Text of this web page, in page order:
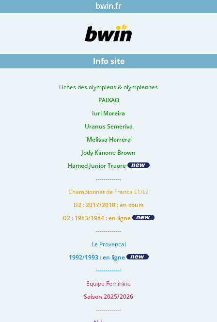
bwin.fr
Info site
Fiches des olympiens & olympiennes
PAIXAO
Iuri Moreira
Uranus Semeriva
Melissa Herrera
Jody Kimone Brown
Hamed Junior Traore
-------------
Championnat de France L1/L2
D2 : 2017/2018 : en cours
D2 : 1953/1954 : en ligne
-------------
Le Provencal
1992/1993 : en ligne
-------------
Equipe Feminine
Saison 2025/2026
-------------